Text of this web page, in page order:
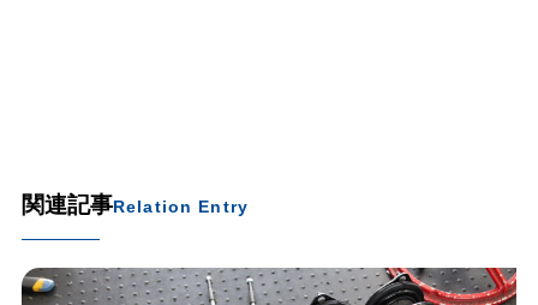
関連記事Relation Entry